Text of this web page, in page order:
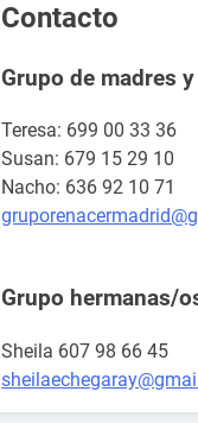
Contacto
Grupo de madres
Teresa: 699 00 33 36
Susan: 679 15 29 10
Nacho: 636 92 10 71
Grupo hermanas/
Sheila 607 98 66 45